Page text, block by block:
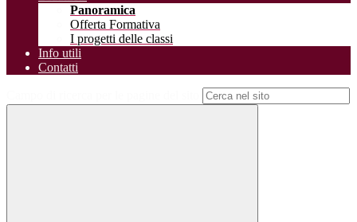
Panoramica
Offerta Formativa
I progetti delle classi
Info utili
Contatti